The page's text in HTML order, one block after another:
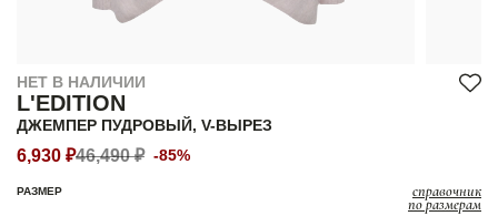
НЕТ В НАЛИЧИИ
L'EDITION
ДЖЕМПЕР ПУДРОВЫЙ, V-ВЫРЕЗ
6,930 ₽46,490 ₽ -85%
РАЗМЕР справочник
по размерам